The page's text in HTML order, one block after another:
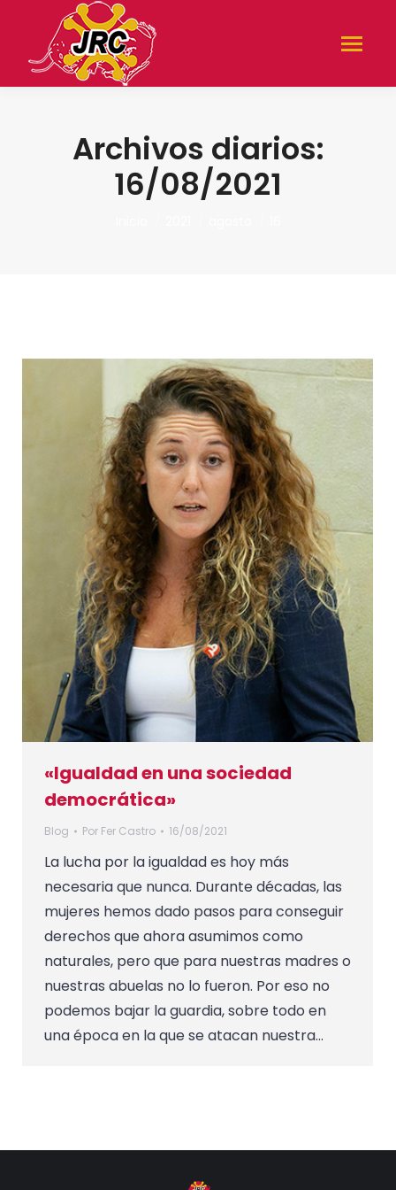
Archivos diarios:
16/08/2021
«Igualdad en una sociedad
democrática»
Blog Por Fer Castro 16/08/2021
La lucha por la igualdad es hoy más
necesaria que nunca. Durante décadas, las
mujeres hemos dado pasos para conseguir
derechos que ahora asumimos como
naturales, pero que para nuestras madres o
nuestras abuelas no lo fueron. Por eso no
podemos bajar la guardia, sobre todo en
una época en la que se atacan nuestra…